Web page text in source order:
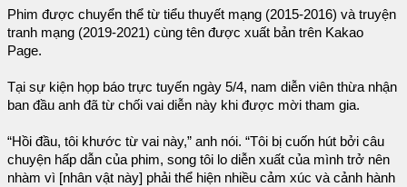
Phim được chuyển thể từ tiểu thuyết mạng (2015-2016) và truyện
tranh mạng (2019-2021) cùng tên được xuất bản trên Kakao
Page.
Tại sự kiện họp báo trực tuyến ngày 5/4, nam diễn viên thừa nhận
ban đầu anh đã từ chối vai diễn này khi được mời tham gia.
“Hồi đầu, tôi khước từ vai này,” anh nói. “Tôi bị cuốn hút bởi câu
chuyện hấp dẫn của phim, song tôi lo diễn xuất của mình trở nên
nhàm vì [nhân vật này] phải thể hiện nhiều cảm xúc và cảnh hành